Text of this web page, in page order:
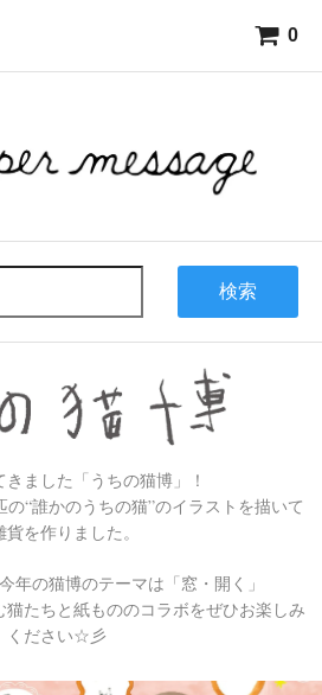
0
検索
ました「うちの猫博」！
“誰かのうちの猫”のイラストを描いて
貨を作りました。
年の猫博のテーマは「窓・開く」
たちと紙もののコラボをぜひお楽しみ
ください☆彡